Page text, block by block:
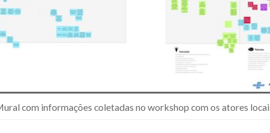
com informações coletadas no workshop com os atores